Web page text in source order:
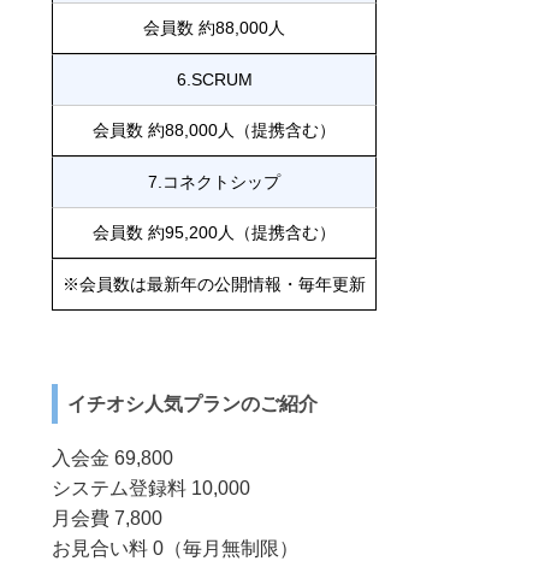
会員数 約88,000人
6.SCRUM
会員数 約88,000人（提携含む）
7.コネクトシップ
会員数 約95,200人（提携含む）
※会員数は最新年の公開情報・毎年更新
イチオシ人気プランのご紹介
入会金 69,800
システム登録料 10,000
月会費 7,800
お見合い料 0（毎月無制限）